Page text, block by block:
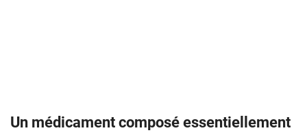
Un médicament composé essentiellement